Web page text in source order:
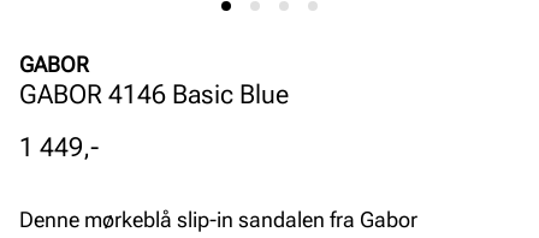
GABOR
GABOR 4146 Basic Blue
Pris
1 449,-
Denne mørkeblå slip-in sandalen fra Gabor